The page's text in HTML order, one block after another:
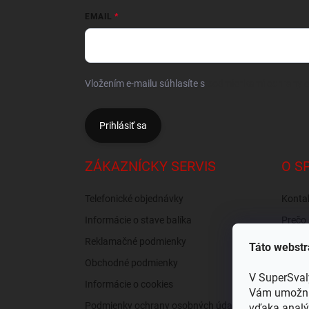
Táto
V
Vám
EMAIL
Vložením e-mailu súhlasíte s
Prihlásiť sa
ZÁKAZNÍCKY SERVIS
Telefonické objednávky
Informácie o stave balíka
Reklamačné podmienky
Obchodné podmienky
Informácie o cookies
Podmienky ochrany osobných údajov
O